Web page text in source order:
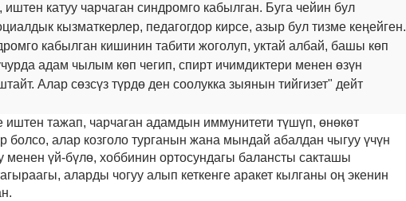
иштен катуу чарчаган синдромго кабылган. Буга чейин бул
кызматкерлер, педагогдор кирсе, азыр бул тизме кеңейген.
кабылган кишинин табити жоголуп, уктай албай, башы көп
адам чылым көп чегип, спирт ичимдиктери менен өзүн
Алар сөзсүз түрдө ден соолукка зыянын тийгизет" дейт
тажап, чарчаган адамдын иммунитети түшүп, өнөкөт
болсо, алар козголо турганын жана мындай абалдан чыгуу үчүн
үй-бүлө, хоббинин ортосундагы балансты сакташы
аларды чогуу алып кеткенге аракет кылганы оң экенин